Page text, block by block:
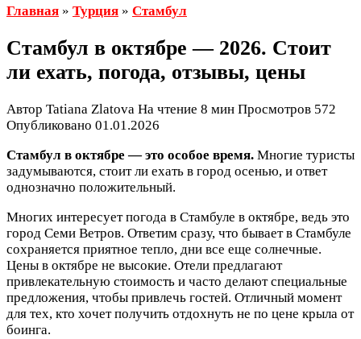
Главная » Турция » Стамбул
Стамбул в октябре — 2026. Стоит
ли ехать, погода, отзывы, цены
Автор Tatiana Zlatova На чтение 8 мин Просмотров 572
Опубликовано 01.01.2026
Стамбул в октябре — это особое время. Многие туристы
задумываются, стоит ли ехать в город осенью, и ответ
однозначно положительный.
Многих интересует погода в Стамбуле в октябре, ведь это
город Семи Ветров. Ответим сразу, что бывает в Стамбуле
сохраняется приятное тепло, дни все еще солнечные.
Цены в октябре не высокие. Отели предлагают
привлекательную стоимость и часто делают специальные
предложения, чтобы привлечь гостей. Отличный момент
для тех, кто хочет получить отдохнуть не по цене крыла от
боинга.